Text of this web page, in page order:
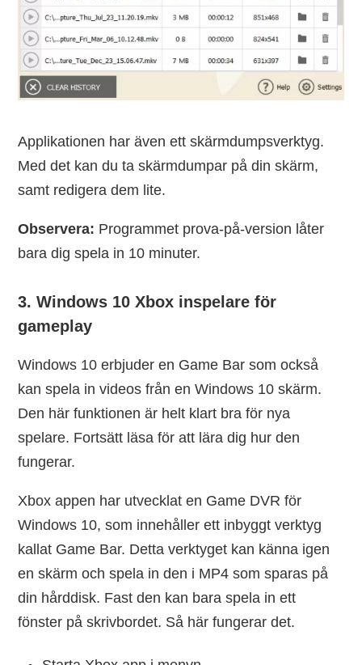
Applikationen har även ett skärmdumpsverktyg.
Med det kan du ta skärmdumpar på din skärm,
samt redigera dem lite.
Observera: Programmet prova-på-version låter
bara dig spela in 10 minuter.
3. Windows 10 Xbox inspelare för
gameplay
Windows 10 erbjuder en Game Bar som också
kan spela in videos från en Windows 10 skärm.
Den här funktionen är helt klart bra för nya
spelare. Fortsätt läsa för att lära dig hur den
fungerar.
Xbox appen har utvecklat en Game DVR för
Windows 10, som innehåller ett inbyggt verktyg
kallat Game Bar. Detta verktyget kan känna igen
en skärm och spela in den i MP4 som sparas på
din hårddisk. Fast den kan bara spela in ett
fönster på skrivbordet. Så här fungerar det.